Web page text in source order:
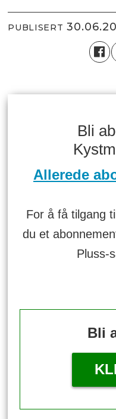
PUBLISERT
Bli
Allerede
For å få tilgang
du et
Pluss-
Bli